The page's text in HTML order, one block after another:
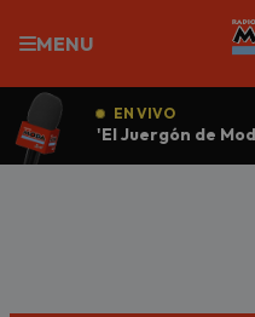
MENU
EN VIVO
'El Juergón de